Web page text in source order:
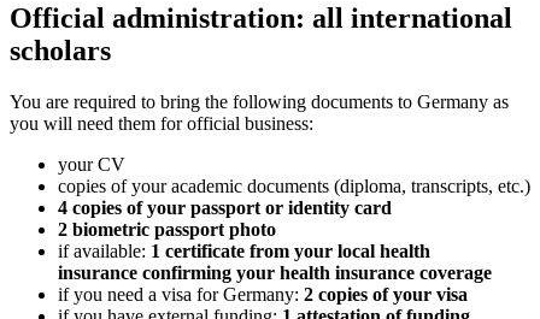
Official administration: all international
scholars
You are required to bring the following documents to Germany as
you will need them for official business:
your CV
copies of your academic documents (diploma, transcripts, etc.)
4 copies of your passport or identity card
2 biometric passport photo
if available: 1 certificate from your local health
insurance confirming your health insurance coverage
if you need a visa for Germany: 2 copies of your visa